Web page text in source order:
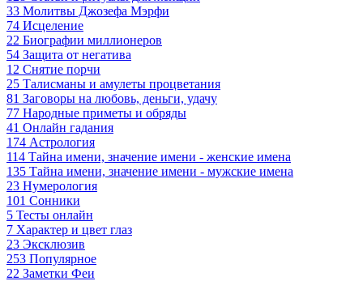
33 Молитвы Джозефа Мэрфи
74 Исцеление
22 Биографии миллионеров
54 Защита от негатива
12 Снятие порчи
25 Талисманы и амулеты процветания
81 Заговоры на любовь, деньги, удачу
77 Народные приметы и обряды
41 Онлайн гадания
174 Астрология
114 Тайна имени, значение имени - женские имена
135 Тайна имени, значение имени - мужские имена
23 Нумерология
101 Сонники
5 Тесты онлайн
7 Характер и цвет глаз
23 Эксклюзив
253 Популярное
22 Заметки Феи